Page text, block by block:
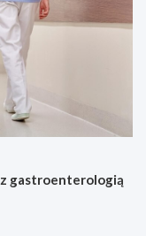
gastroenterologią